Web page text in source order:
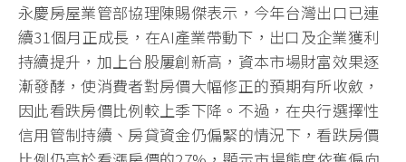
永慶房屋業管部協理陳賜傑表示，今年台灣出口已連
續31個月正成長，在AI產業帶動下，出口及企業獲利
持續提升，加上台股屢創新高，資本市場財富效果逐
漸發酵，使消費者對房價大幅修正的預期有所收斂，
因此看跌房價比例較上季下降。不過，在央行選擇性
信用管制持續、房貸資金仍偏緊的情況下，看跌房價